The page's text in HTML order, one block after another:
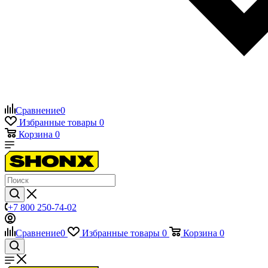
Сравнение0
Избранные товары 0
Корзина 0
+7 800 250-74-02
Сравнение0 Избранные товары 0 Корзина 0